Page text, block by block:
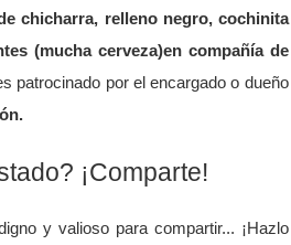
chicharra, relleno negro, cochinita
(mucha cerveza)en compañía de
patrocinado por el encargado o dueño
¡Comparte!
y valioso para compartir... ¡Hazlo